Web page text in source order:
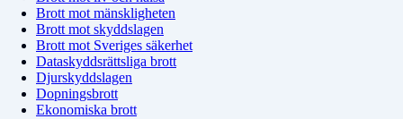
Brott mot mänskligheten
Brott mot skyddslagen
Brott mot Sveriges säkerhet
Dataskyddsrättsliga brott
Djurskyddslagen
Dopningsbrott
Ekonomiska brott